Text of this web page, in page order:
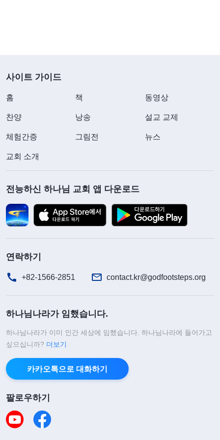
는 것처럼 보이지만, 사실 그 이면에는 자신의 속셈
과 목적이 있었습니다. 저도 본분을 건성으로 대충
이행할 때가 많아서 비슷한 문제가 생길 텐데, 모두
하는 것이고 스스로에게 퇴로를 남기지 않는 것이라
고 여겨 다른 사람들의 문제를 대할 때 진지하게 대
하지 않고 얼렁뚱땅 넘기려 했습니다. 저는 일관되게
에서 성과와 선행이 없을 뿐만 아니라 교회 사역에도
영향을 끼치고, 심지어 방해와 교란을 초래할 것이라
적해 주고, 필요할 때는 폭로 해부하고, 책망 훈계해
야 했지만, 자신의 체면과 지위를 지키기 위해 진리
으로는 이해심이 많아 보이겠지만 사실 저는 그저 자
지적하지 못하게 하려 했습니다. 만약 하나님의 말씀
에서 밝혀 주지 않았다면 다른 사람의 문제를 지적하
지 않는 행위의 이면에 사탄 철학의 영향과 통제가
사이트 가이드
홈 책 동영상
찬양 낭송 설교 교제
체험간증 그림전 뉴스
교회 소개
전능하신 하나님 교회 앱 다운로드
연락하기
+82-1566-2851 contact.kr@godfootsteps.org
하나님나라가 임했습니다.
하나님나라가 이미 인간 세상에 임했습니다. 하나님나라에 들어가고
싶으십니까? 더보기
카카오톡으로 대화하기
팔로우하기